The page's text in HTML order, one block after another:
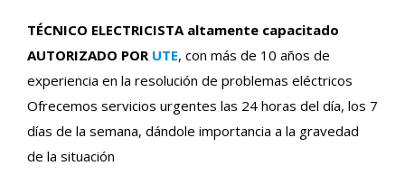
TÉCNICO ELECTRICISTA altamente capacitado
AUTORIZADO POR UTE, con más de 10 años de
experiencia en la resolución de problemas eléctricos
Ofrecemos servicios urgentes las 24 horas del día, los 7
días de la semana, dándole importancia a la gravedad
de la situación